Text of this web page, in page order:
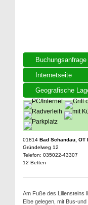
Buchungsanfrage
Internetseite
Geografische
01814 Bad Schandau, OT
Gründelweg 12
Telefon: 035022-43307
12 Betten
Am Fuße des Liliensteins
Elbe gelegen, mit Bus-